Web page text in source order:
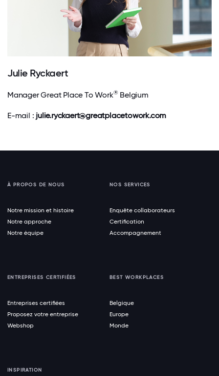
Julie Ryckaert
Manager Great Place To Work®Belgium
E-mail : julie.ryckaert@greatplacetowork.com
À PROPOS DE NOUS
Notre mission et histoire
Notre approche
Notre équipe
NOS SERVICES
Enquête collaborateurs
Certification
Accompagnement
ENTREPRISES CERTIFIÉES
Entreprises certifiées
Proposez votre entreprise
Webshop
BEST WORKPLACES
Belgique
Europe
Monde
INSPIRATION